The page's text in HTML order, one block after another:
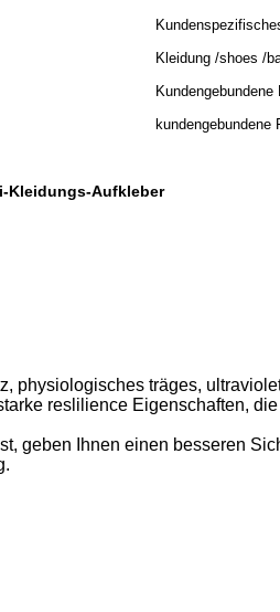
Kleidung /shoes /
kundengebundene
Kleidungs-Aufkleber
physiologisches träges,
reslilience Eigenschaften,
geben Ihnen einen besseren